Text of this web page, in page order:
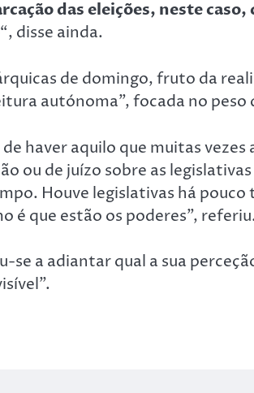
das eleições, neste
“, disse ainda.
de domingo, fruto da
autónoma”, focada no peso
haver aquilo que muitas
ou de juízo sobre as
Houve legislativas há
é que estão os poderes”,
se a adiantar qual a sua